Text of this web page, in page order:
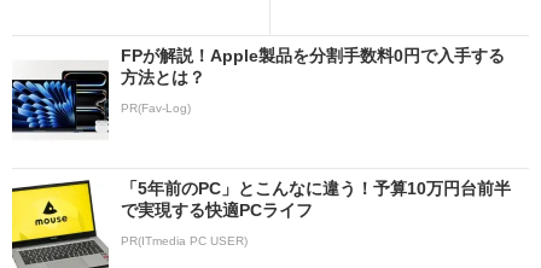
FPが解説！Apple製品を分割手数料0円で入手する
方法とは？
PR(Fav-Log)
「5年前のPC」とこんなに違う！予算10万円台前半
で実現する快適PCライフ
PR(ITmedia PC USER)